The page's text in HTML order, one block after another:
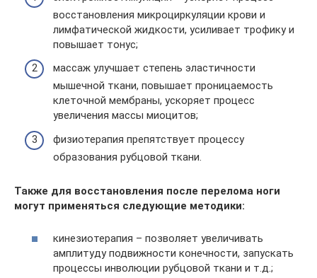
восстановления микроциркуляции крови и
лимфатической жидкости, усиливает трофику и
повышает тонус;
массаж улучшает степень эластичности
мышечной ткани, повышает проницаемость
клеточной мембраны, ускоряет процесс
увеличения массы миоцитов;
физиотерапия препятствует процессу
образования рубцовой ткани.
Также для восстановления после перелома ноги
могут применяться следующие методики:
кинезиотерапия – позволяет увеличивать
амплитуду подвижности конечности, запускать
процессы инволюции рубцовой ткани и т.д.;